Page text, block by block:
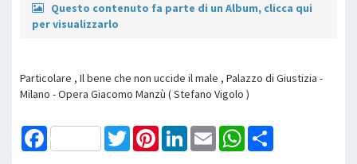
Questo contenuto fa parte di un Album, clicca qui
per visualizzarlo
Particolare , Il bene che non uccide il male , Palazzo di Giustizia -
Milano - Opera Giacomo Manzù ( Stefano Vigolo )
Facebook TwitterPinterestLinkedInEmail WhatsApp